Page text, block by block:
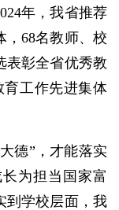
年，我省推荐
，68名教师、校
表彰全省优秀教
育工作先进集体
德”，才能落实
为担当国家富
到学校层面，我